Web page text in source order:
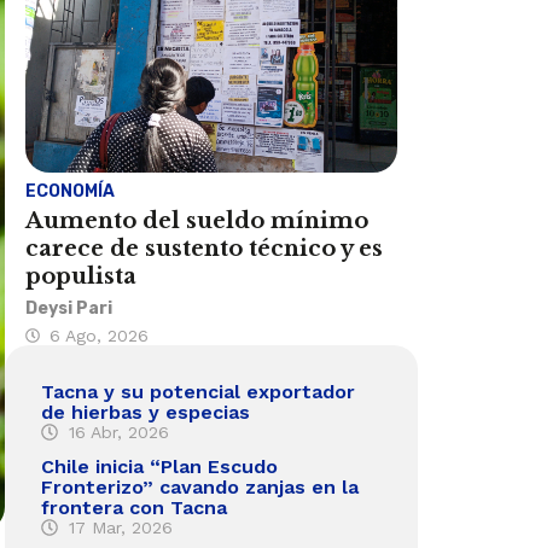
ECONOMÍA
Aumento del sueldo mínimo
carece de sustento técnico y es
populista
Deysi Pari
6 Ago, 2026
Tacna y su potencial exportador
de hierbas y especias
16 Abr, 2026
Chile inicia “Plan Escudo
Fronterizo” cavando zanjas en la
frontera con Tacna
17 Mar, 2026